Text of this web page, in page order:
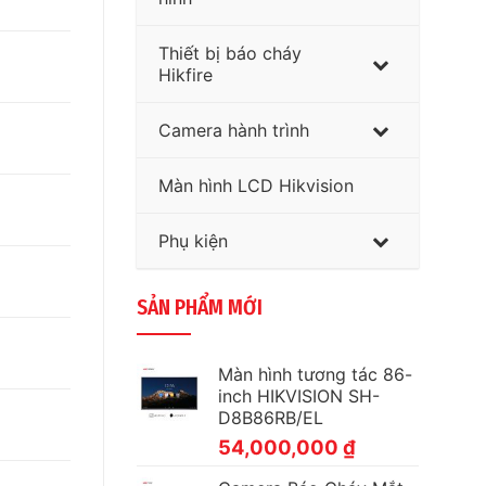
Thiết bị báo cháy
Hikfire
Camera hành trình
Màn hình LCD Hikvision
Phụ kiện
SẢN PHẨM MỚI
Màn hình tương tác 86-
inch HIKVISION SH-
D8B86RB/EL
54,000,000 ₫